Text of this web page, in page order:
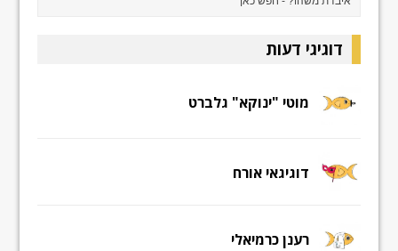
דוגיגי דעות
מוטי "ינוקא" גלברט
דוגיגאי אורח
רענן כרמיאלי